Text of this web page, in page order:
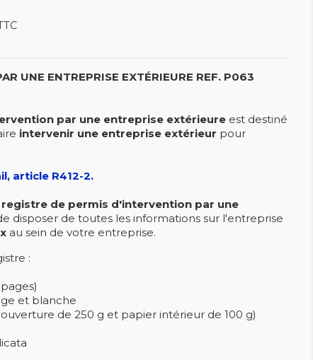
UNE ENTREPRISE EXTÉRIEURE REF. P063
par une entreprise extérieure est destiné
intervenir une entreprise extérieur pour
article R412-2.
registre de permis d'intervention par une
disposer de toutes les informations sur l'entreprise
au sein de votre entreprise.
:
et blanche
de 250 g et papier intérieur de 100 g)